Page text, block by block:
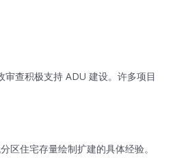
查积极支持 ADU 建设。许多项目
区住宅存量绘制扩建的具体经验。